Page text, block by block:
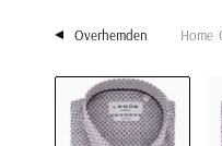
Overhemden Home